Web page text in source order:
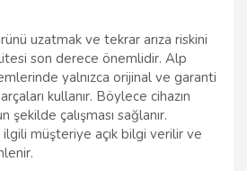
uzatmak ve tekrar arıza riskini
son derece önemlidir. Alp
yalnızca orijinal ve garanti
kullanır. Böylece cihazın
şekilde çalışması sağlanır.
müşteriye açık bilgi verilir ve